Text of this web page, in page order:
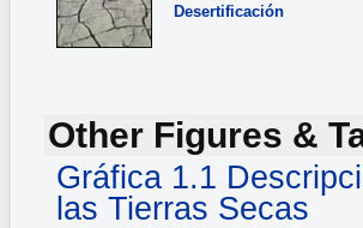
Desertificación
Other Figures &
Gráfica 1.1
las Tierras Secas